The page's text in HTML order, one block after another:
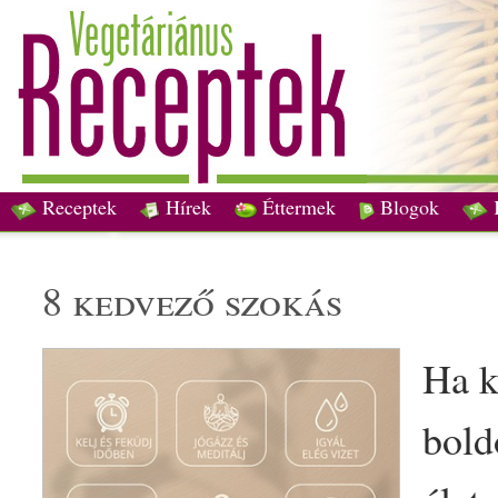
Receptek Hírek Éttermek Blogok
8 kedvező szokás
Ha